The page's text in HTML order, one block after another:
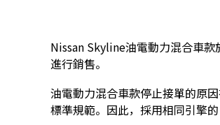
Nissan Skyline油電動力混合車
進行銷售。
油電動力混合車款停止接單的原
標準規範。因此，採用相同引擎